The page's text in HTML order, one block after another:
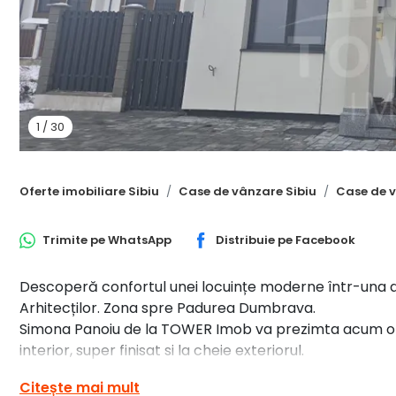
1 / 30
Oferte imobiliare Sibiu Case de vânzare Sibiu Case de
Trimite peWhatsApp Distribuie pe Facebook
Descoperă confortul unei locuințe moderne într-una
Arhitecților. Zona spre Padurea Dumbrava.
Simona Panoiu de la TOWER Imob va prezimta
interior, super finisat si la cheie exteriorul.
Citește mai mult